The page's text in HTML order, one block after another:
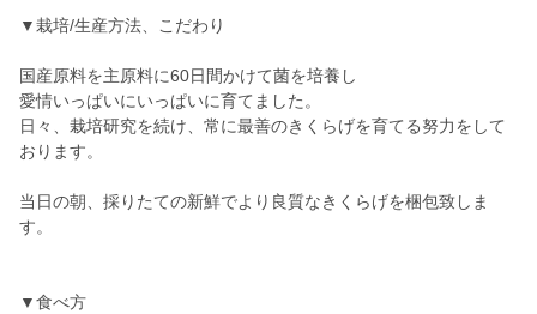
▼栽培/生産方法、こだわり
国産原料を主原料に60日間かけて菌を培養し
愛情いっぱいにいっぱいに育てました。
日々、栽培研究を続け、常に最善のきくらげを育てる努力をして
おります。
当日の朝、採りたての新鮮でより良質なきくらげを梱包致しま
す。
▼食べ方